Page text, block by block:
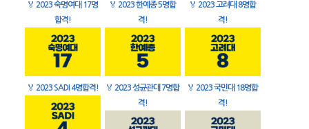
🏅 2023 숙명여대 17명
합격!
🏅 2023 한예종 5명합
격!
🏅 2023 고려대 8명합
격!
🏅 2023 SADI 4명합격! 🏅 2023 성균관대 7명합
격!
🏅 2023 국민대 18명합
격!